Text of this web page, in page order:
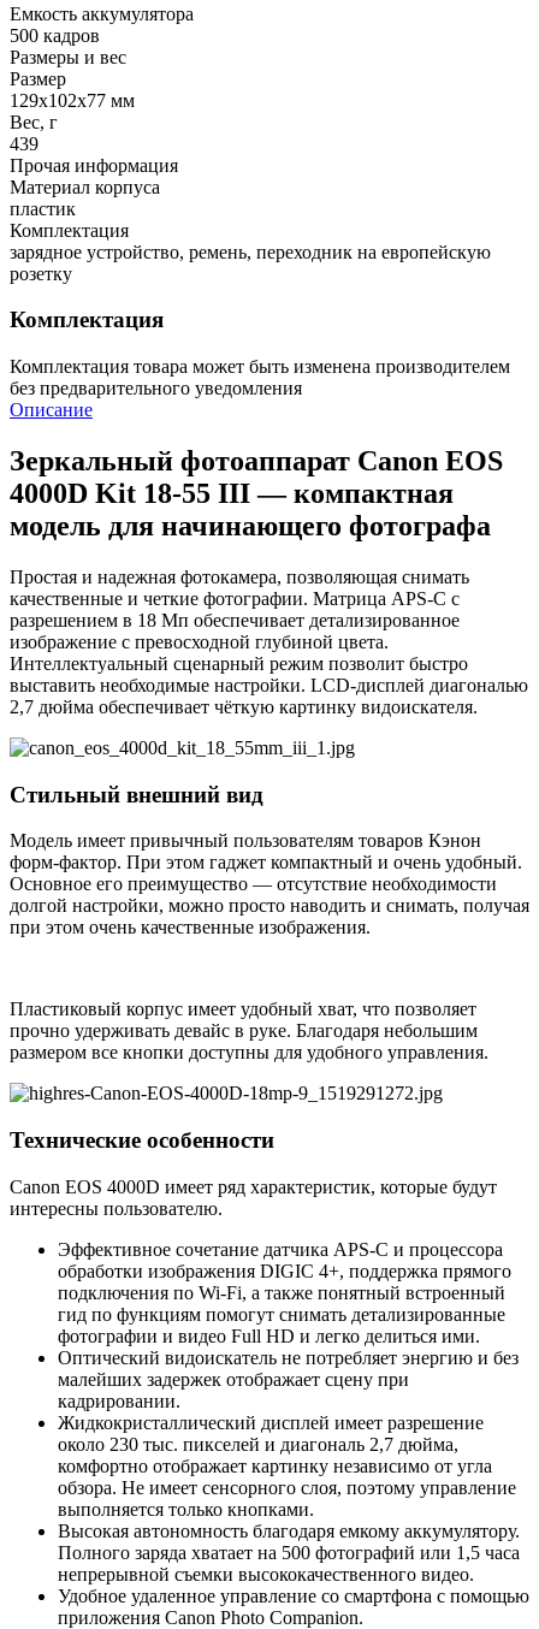
Емкость аккумулятора
500 кадров
Размеры и вес
Размер
129х102х77 мм
Вес, г
439
Прочая информация
Материал корпуса
пластик
Комплектация
зарядное устройство, ремень, переходник на европейскую
розетку
Комплектация
Комплектация товара может быть изменена производителем
без предварительного уведомления
Описание
Зеркальный фотоаппарат Canon EOS
4000D Kit 18-55 III — компактная
модель для начинающего фотографа
Простая и надежная фотокамера, позволяющая снимать
качественные и четкие фотографии. Матрица APS-C с
разрешением в 18 Мп обеспечивает детализированное
изображение с превосходной глубиной цвета.
Интеллектуальный сценарный режим позволит быстро
выставить необходимые настройки. LCD-дисплей диагональю
2,7 дюйма обеспечивает чёткую картинку видоискателя.
Стильный внешний вид
Модель имеет привычный пользователям товаров Кэнон
форм-фактор. При этом гаджет компактный и очень удобный.
Основное его преимущество — отсутствие необходимости
долгой настройки, можно просто наводить и снимать, получая
при этом очень качественные изображения.
Пластиковый корпус имеет удобный хват, что позволяет
прочно удерживать девайс в руке. Благодаря небольшим
размером все кнопки доступны для удобного управления.
Технические особенности
Canon EOS 4000D имеет ряд характеристик, которые будут
интересны пользователю.
Эффективное сочетание датчика APS-C и процессора
обработки изображения DIGIC 4+, поддержка прямого
подключения по Wi-Fi, а также понятный встроенный
гид по функциям помогут снимать детализированные
фотографии и видео Full HD и легко делиться ими.
Оптический видоискатель не потребляет энергию и без
малейших задержек отображает сцену при
кадрировании.
Жидкокристаллический дисплей имеет разрешение
около 230 тыс. пикселей и диагональ 2,7 дюйма,
комфортно отображает картинку независимо от угла
обзора. Не имеет сенсорного слоя, поэтому управление
выполняется только кнопками.
Высокая автономность благодаря емкому аккумулятору.
Полного заряда хватает на 500 фотографий или 1,5 часа
непрерывной съемки высококачественного видео.
Удобное удаленное управление со смартфона с помощью
приложения Canon Photo Companion.